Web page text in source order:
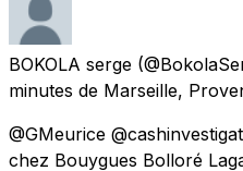
BOKOLA serge
minutes de Marseille,
@GMeurice
chez Bouygues Bolloré